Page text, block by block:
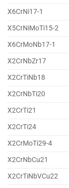
X6CrNi17-1
X5CrNiMoTi15-2
X6CrMoNb17-1
X2CrNbZr17
X2CrTiNb18
X2CrNbTi20
X2CrTi21
X2CrTi24
X2CrMoTi29-4
X2CrNbCu21
X2CrTiNbVCu22